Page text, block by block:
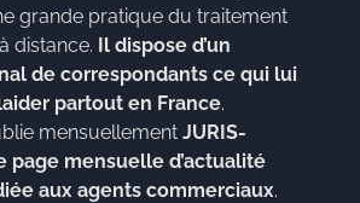
grande pratique du traitement
distance. Il dispose d’un
de correspondants ce qui lui
partout en France.
mensuellement JURIS-
page mensuelle d’actualité
aux agents commerciaux.